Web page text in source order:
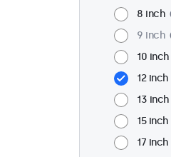
8 inch
9 inch
10 inch
12 inch
13 inch
15 inch
17 inch